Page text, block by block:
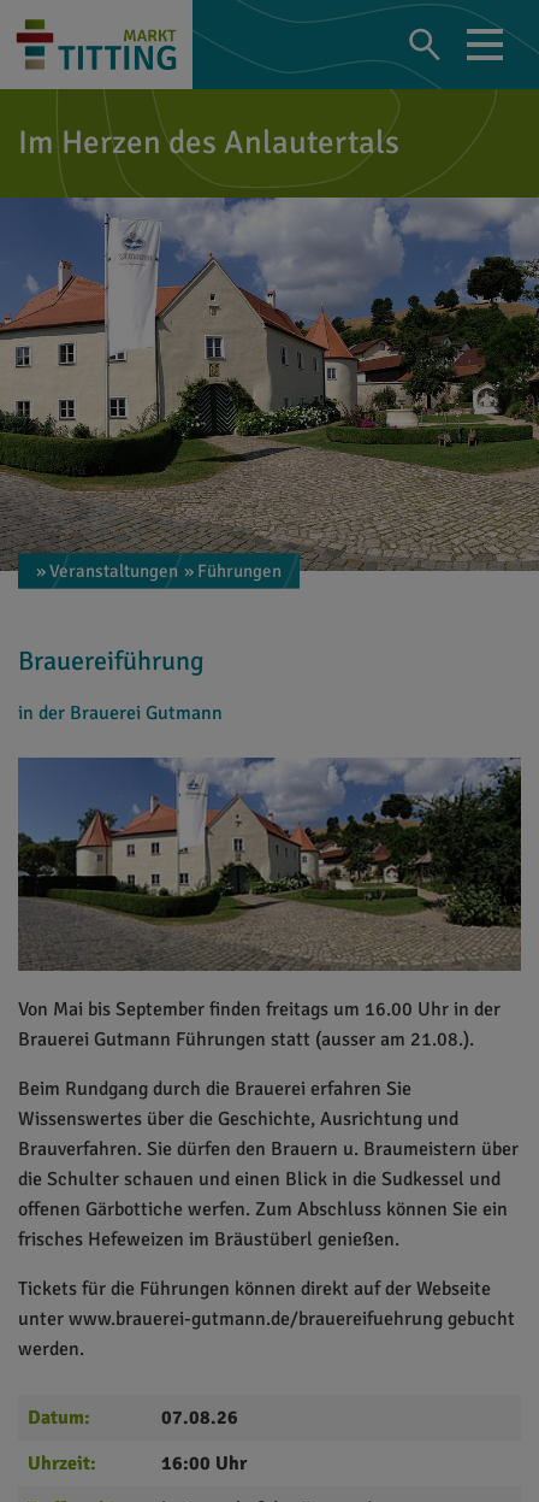
Im Herzen des Anlautertals
» Veranstaltungen » Führungen
Brauereiführung
in der Brauerei Gutmann
Von Mai bis September finden freitags um 16.00 Uhr in der
Brauerei Gutmann Führungen statt (ausser am 21.08.).
Beim Rundgang durch die Brauerei erfahren Sie
Wissenswertes über die Geschichte, Ausrichtung und
Brauverfahren. Sie dürfen den Brauern u. Braumeistern über
die Schulter schauen und einen Blick in die Sudkessel und
offenen Gärbottiche werfen. Zum Abschluss können Sie ein
frisches Hefeweizen im Bräustüberl genießen.
Tickets für die Führungen können direkt auf der Webseite
unter www.brauerei-gutmann.de/brauereifuehrung gebucht
werden.
Datum:
07.08.26
Uhrzeit:
16:00 Uhr